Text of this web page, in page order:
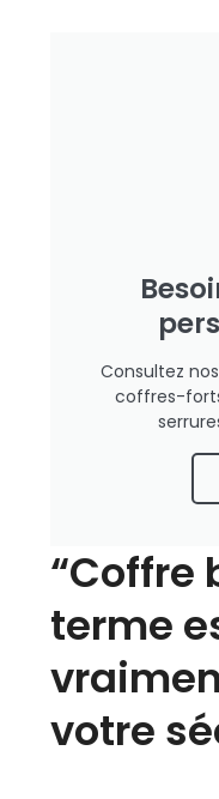
Consultez
coffres-
“Coffre
terme
votre